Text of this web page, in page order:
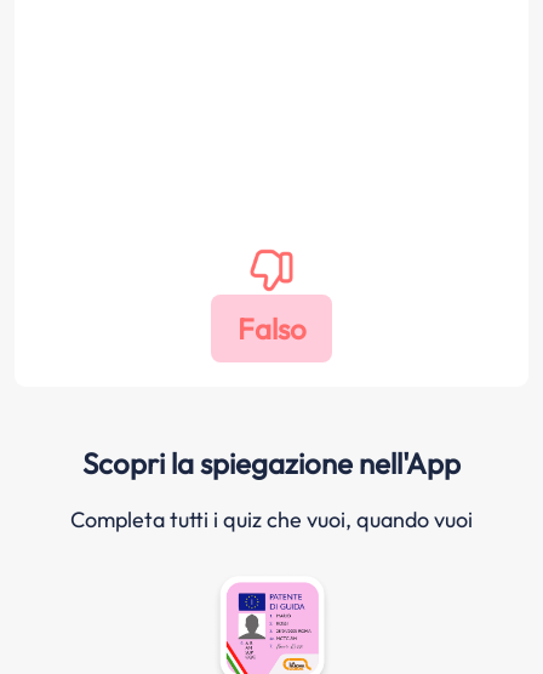
Scopri la spiegazione nell'App
Completa tutti i quiz che vuoi, quando vuoi